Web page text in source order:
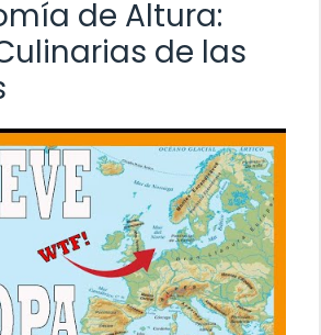
de Altura:
de las